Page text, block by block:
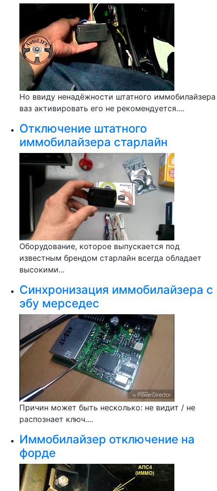
Но ввиду ненадёжности штатного иммобилайзера
ваз активировать его не рекомендуется....
Отключение штатного
иммобилайзера старлайн
Оборудование, которое выпускается под
известным брендом старлайн всегда обладает
высокими...
Синхронизация иммобилайзера с
эбу мерседес
Причин может быть несколько: не видит / не
распознает ключ....
Иммобилайзер отключение на
форде